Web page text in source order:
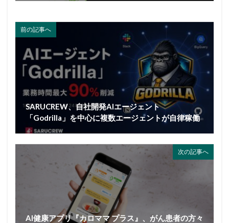
前の記事へ
SARUCREW、自社開発AIエージェント
「Godrilla」を中心に複数エージェントが自律稼働
次の記事へ
AI健康アプリ『カロママ プラス』、がん患者の方々